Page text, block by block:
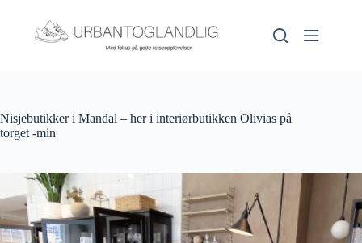
innholdet
Nisjebutikker i Mandal – her i interiørbutikken Olivias på
torget -min